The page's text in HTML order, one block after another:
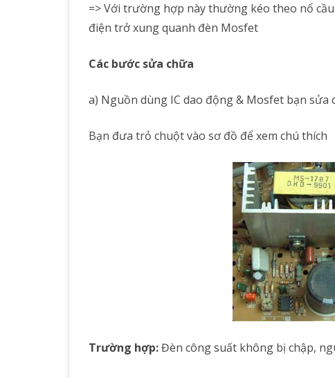
=> Với trường hợp này thường kéo theo nổ
điện trở xung quanh đèn Mosfet
Các bước sửa chữa
a) Nguồn dùng IC dao động & Mosfet bạn sửa
Bạn đưa trỏ chuột vào sơ đồ để xem chú thích
Trường hợp:Đèn công suất không bị chập,